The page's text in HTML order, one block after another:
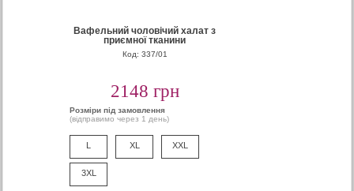
Вафельний чоловічий халат з
приємної тканини
Код: 337/01
2148 грн
Розміри під замовлення
(відправимо через 1 день)
L XL XXL
3XL